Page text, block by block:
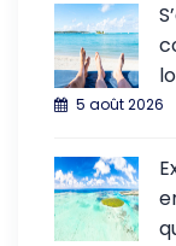
5 août 2026